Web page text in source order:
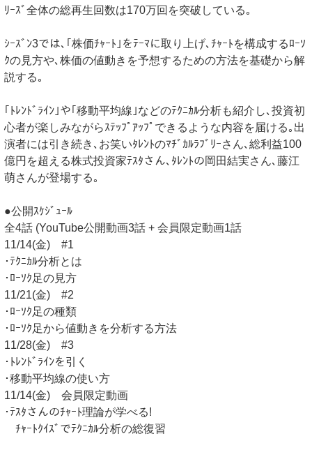
ﾘｰｽﾞ全体の総再生回数は170万回を突破している｡
ｼｰｽﾞﾝ3では､｢株価ﾁｬｰﾄ｣をﾃｰﾏに取り上げ､ﾁｬｰﾄを構成するﾛｰｿ
ｸの見方や､株価の値動きを予想するための方法を基礎から解
説する｡
｢ﾄﾚﾝﾄﾞﾗｲﾝ｣や｢移動平均線｣などのﾃｸﾆｶﾙ分析も紹介し､投資初
心者が楽しみながらｽﾃｯﾌﾟｱｯﾌﾟできるような内容を届ける｡出
演者には引き続き､お笑いﾀﾚﾝﾄのﾏﾁﾞｶﾙﾗﾌﾞﾘｰさん､総利益100
億円を超える株式投資家ﾃｽﾀさん､ﾀﾚﾝﾄの岡田結実さん､藤江
萌さんが登場する｡
●公開ｽｹｼﾞｭｰﾙ
全4話 (YouTube公開動画3話 + 会員限定動画1話
11/14(金) #1
･ﾃｸﾆｶﾙ分析とは
･ﾛｰｿｸ足の見方
11/21(金) #2
･ﾛｰｿｸ足の種類
･ﾛｰｿｸ足から値動きを分析する方法
11/28(金) #3
･ﾄﾚﾝﾄﾞﾗｲﾝを引く
･移動平均線の使い方
11/14(金) 会員限定動画
･ﾃｽﾀさんのﾁｬｰﾄ理論が学べる!
ﾁｬｰﾄｸｲｽﾞでﾃｸﾆｶﾙ分析の総復習